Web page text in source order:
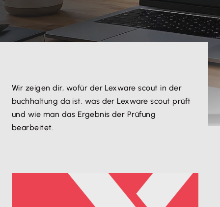
Wir zeigen dir, wofür der Lexware scout in der
buchhaltung da ist, was der Lexware scout prüft
und wie man das Ergebnis der Prüfung
bearbeitet.